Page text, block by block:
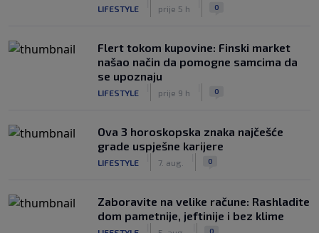
LIFESTYLE prije 5 h 0
Flert tokom kupovine: Finski market
našao način da pomogne samcima da
se upoznaju
LIFESTYLE prije 9 h 0
Ova 3 horoskopska znaka najčešće
grade uspješne karijere
LIFESTYLE 7. aug. 0
Zaboravite na velike račune: Rashladite
dom pametnije, jeftinije i bez klime
0